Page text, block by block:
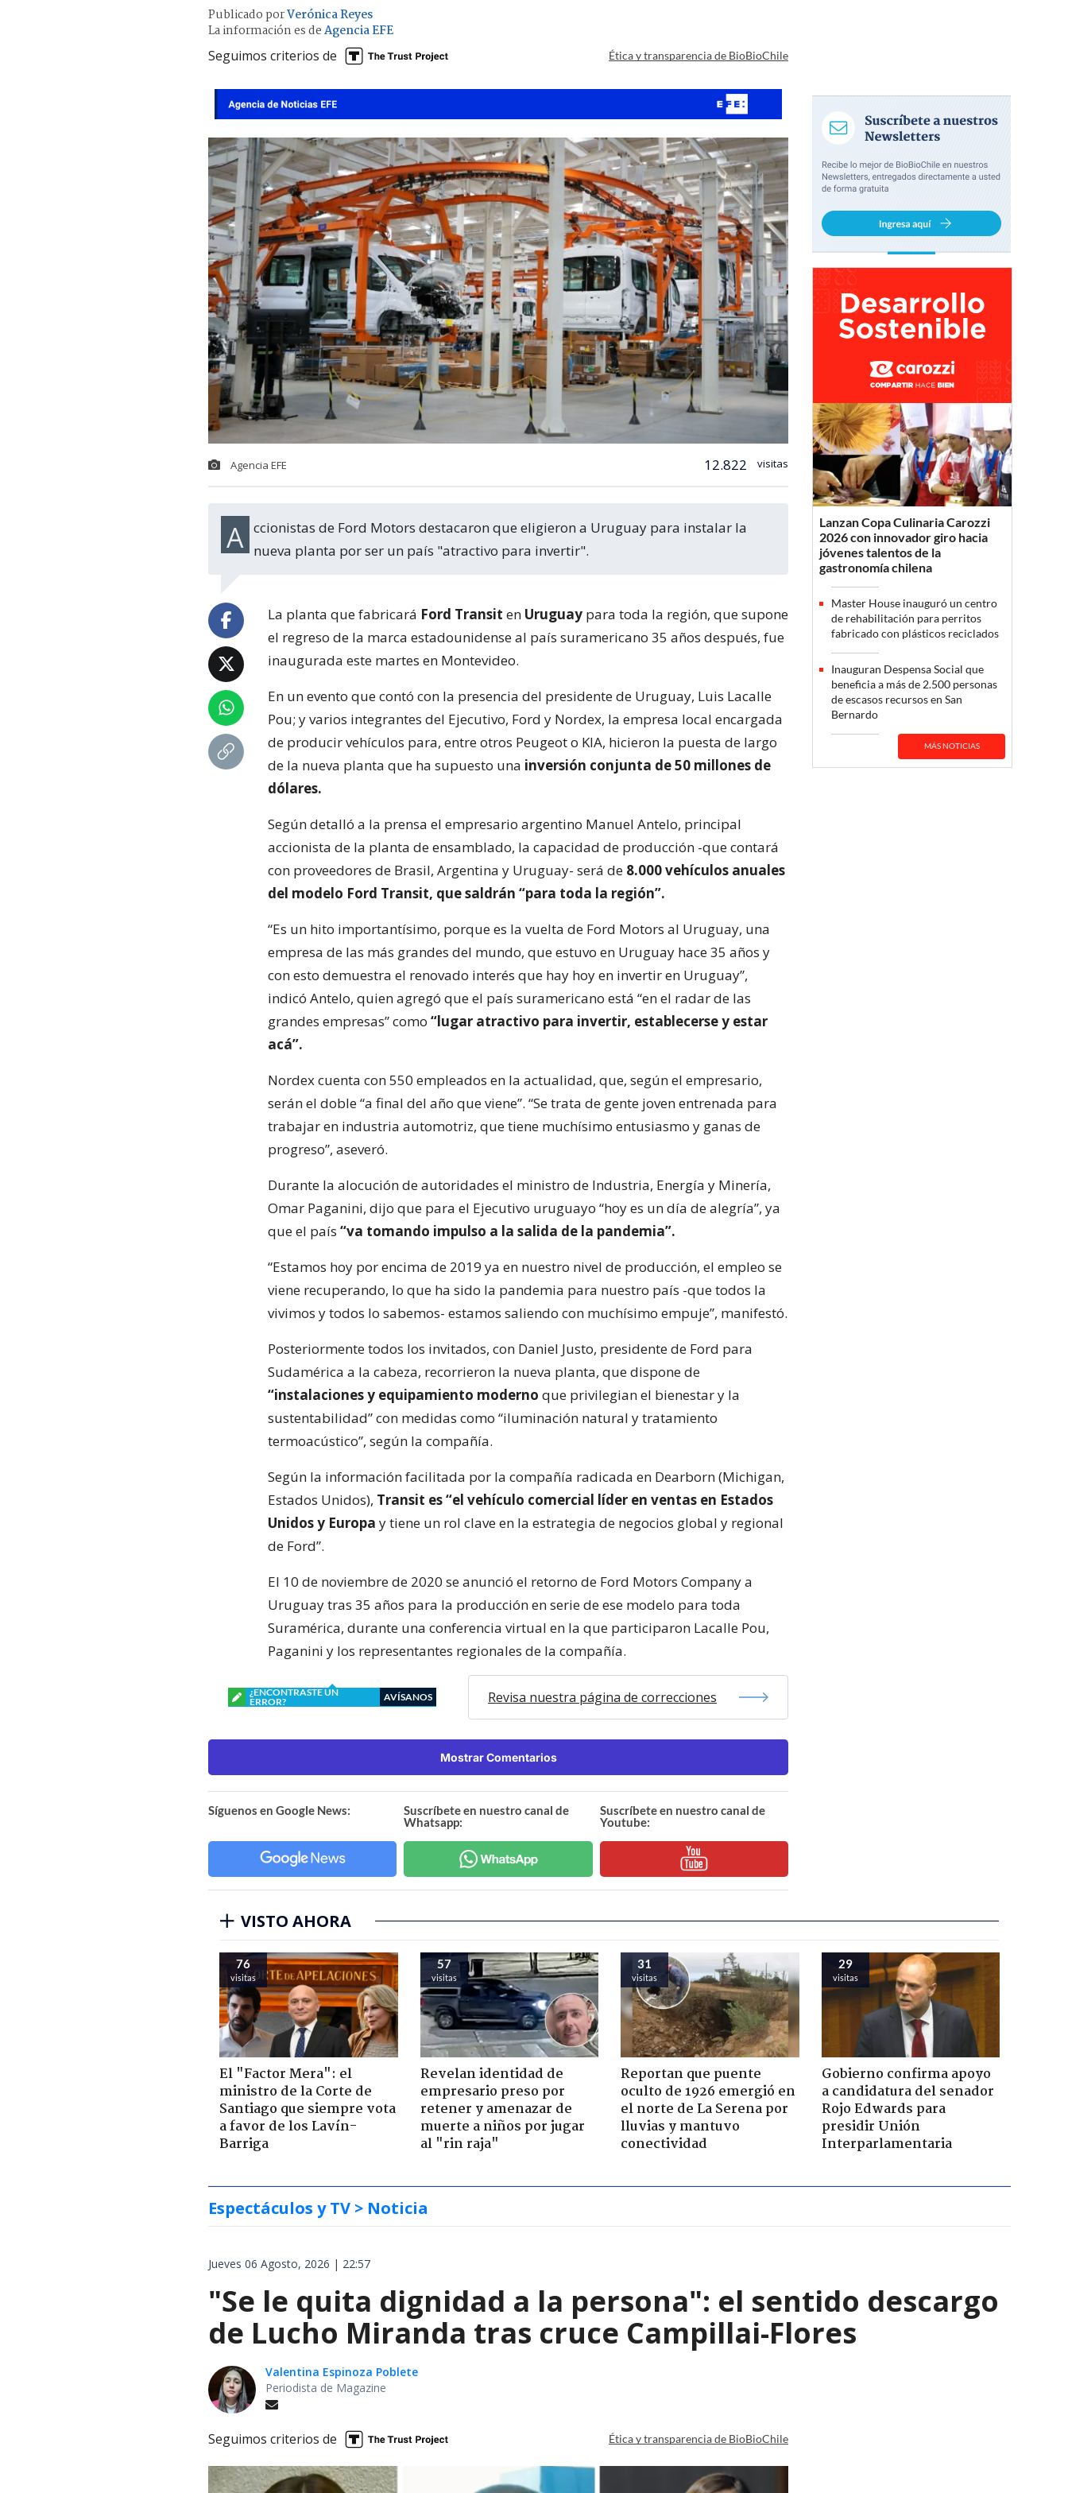
Publicado porVerónica Reyes
La información es deAgencia EFE
Seguimos criterios de Ética y transparencia de BioBioChile
Agencia EFE 12.822 visitas
Accionistas de Ford Motors destacaron que eligieron a Uruguay para instalar la nueva planta por ser un país "atractivo para invertir".
La planta que fabricará Ford Transit en Uruguay para toda la región, que supone
el regreso de la marca estadounidense al país suramericano 35 años después, fue
inaugurada este martes en Montevideo.
En un evento que contó con la presencia del presidente de Uruguay, Luis Lacalle
Pou; y varios integrantes del Ejecutivo, Ford y Nordex, la empresa local encargada
de producir vehículos para, entre otros Peugeot o KIA, hicieron la puesta de largo
de la nueva planta que ha supuesto una inversión conjunta de 50 millones de
dólares.
Según detalló a la prensa el empresario argentino Manuel Antelo, principal
accionista de la planta de ensamblado, la capacidad de producción -que contará
con proveedores de Brasil, Argentina y Uruguay- será de 8.000 vehículos anuales
del modelo Ford Transit, que saldrán “para toda la región”.
“Es un hito importantísimo, porque es la vuelta de Ford Motors al Uruguay, una
empresa de las más grandes del mundo, que estuvo en Uruguay hace 35 años y
con esto demuestra el renovado interés que hay hoy en invertir en Uruguay”,
indicó Antelo, quien agregó que el país suramericano está “en el radar de las
grandes empresas” como “lugar atractivo para invertir, establecerse y estar
acá”.
Nordex cuenta con 550 empleados en la actualidad, que, según el empresario,
serán el doble “a final del año que viene”. “Se trata de gente joven entrenada para
trabajar en industria automotriz, que tiene muchísimo entusiasmo y ganas de
progreso”, aseveró.
Durante la alocución de autoridades el ministro de Industria, Energía y Minería,
Omar Paganini, dijo que para el Ejecutivo uruguayo “hoy es un día de alegría”, ya
que el país “va tomando impulso a la salida de la pandemia”.
“Estamos hoy por encima de 2019 ya en nuestro nivel de producción, el empleo se
viene recuperando, lo que ha sido la pandemia para nuestro país -que todos la
vivimos y todos lo sabemos- estamos saliendo con muchísimo empuje”, manifestó.
Posteriormente todos los invitados, con Daniel Justo, presidente de Ford para
Sudamérica a la cabeza, recorrieron la nueva planta, que dispone de
“instalaciones y equipamiento moderno que privilegian el bienestar y la
sustentabilidad” con medidas como “iluminación natural y tratamiento
termoacústico”, según la compañía.
Según la información facilitada por la compañía radicada en Dearborn (Michigan,
Estados Unidos), Transit es “el vehículo comercial líder en ventas en Estados
Unidos y Europa y tiene un rol clave en la estrategia de negocios global y regional
de Ford”.
El 10 de noviembre de 2020 se anunció el retorno de Ford Motors Company a
Uruguay tras 35 años para la producción en serie de ese modelo para toda
Suramérica, durante una conferencia virtual en la que participaron Lacalle Pou,
Paganini y los representantes regionales de la compañía.
¿ENCONTRASTE UN
ERROR?
AVÍSANOS Revisa nuestra página de correcciones
Mostrar Comentarios
Síguenos en Google News:
Suscríbete en nuestro canal de
Whatsapp:
Suscríbete en nuestro canal de
Youtube:
Lanzan Copa Culinaria Carozzi
2026 con innovador giro hacia
jóvenes talentos de la
gastronomía chilena
Master House inauguró un centro
de rehabilitación para perritos
fabricado con plásticos reciclados
Inauguran Despensa Social que
beneficia a más de 2.500 personas
de escasos recursos en San
Bernardo
MÁS NOTICIAS
VISTO AHORA
76
visitas
El "Factor Mera": el
ministro de la Corte de
Santiago que siempre vota
a favor de los Lavín-
Barriga
57
visitas
Revelan identidad de
empresario preso por
retener y amenazar de
muerte a niños por jugar
al "rin raja"
31
visitas
Reportan que puente
oculto de 1926 emergió en
el norte de La Serena por
lluvias y mantuvo
conectividad
29
visitas
Gobierno confirma apoyo
a candidatura del senador
Rojo Edwards para
presidir Unión
Interparlamentaria
Espectáculos y TV > Noticia
Jueves 06 Agosto, 2026 | 22:57
"Se le quita dignidad a la persona": el sentido descargo
de Lucho Miranda tras cruce Campillai-Flores
Valentina Espinoza Poblete
Periodista de Magazine
Seguimos criterios de Ética y transparencia de BioBioChile